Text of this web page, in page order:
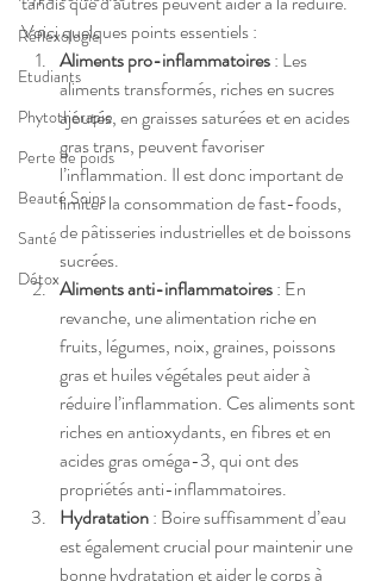
Réflexologie
Etudiants
Phytothérapie
Perte de poids
Beauté Soins
Santé
Détox
Voici quelques points essentiels :
Aliments pro-inflammatoires : Les
aliments transformés, riches en sucres
ajoutés, en graisses saturées et en acides
gras trans, peuvent favoriser
l’inflammation. Il est donc important de
limiter la consommation de fast-foods,
de pâtisseries industrielles et de boissons
sucrées.
Aliments anti-inflammatoires : En
revanche, une alimentation riche en
fruits, légumes, noix, graines, poissons
gras et huiles végétales peut aider à
réduire l’inflammation. Ces aliments sont
riches en antioxydants, en fibres et en
acides gras oméga-3, qui ont des
propriétés anti-inflammatoires.
Hydratation : Boire suffisamment d’eau
est également crucial pour maintenir une
bonne hydratation et aider le corps à